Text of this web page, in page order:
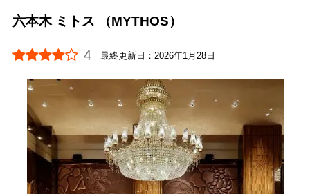
六本木 ミトス （MYTHOS）
4 最終更新日：2026年1月28日